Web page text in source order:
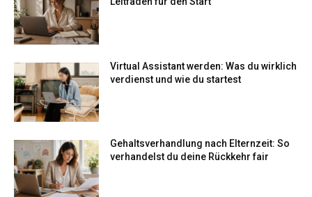
Virtual Assistant werden: Was du wirklich
verdienst und wie du startest
Gehaltsverhandlung nach Elternzeit: So
verhandelst du deine Rückkehr fair